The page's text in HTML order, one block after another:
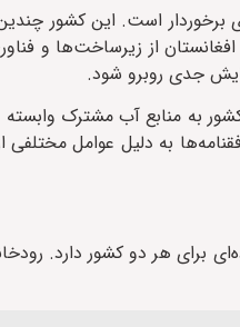
است. این کشور چندین
از زیرساخت‌ها و
جدی روبرو شود.
کشور به منابع آب مشترک
به دلیل عوامل
برای هر دو کشور دارد.